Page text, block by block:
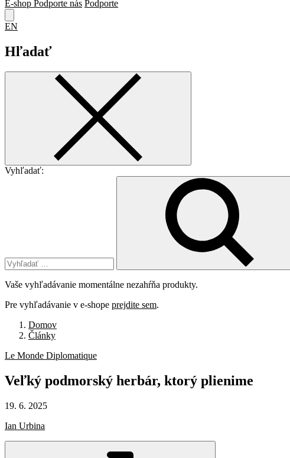
E-shop Podporte nás Podporte
EN
Hľadať
Vyhľadať:
Vaše vyhľadávanie momentálne nezahŕňa produkty.
Pre vyhľadávanie v e-shope prejdite sem.
Domov
Články
Le Monde Diplomatique
Veľký podmorský herbár, ktorý plienime
19. 6. 2025
Ian Urbina